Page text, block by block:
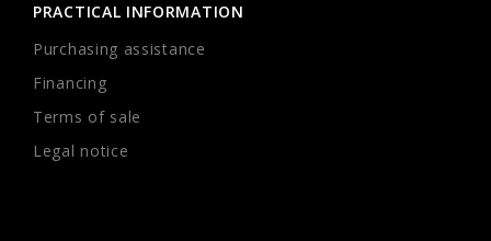
PRACTICAL INFORMATION
Purchasing assistance
Financing
Terms of sale
Legal notice